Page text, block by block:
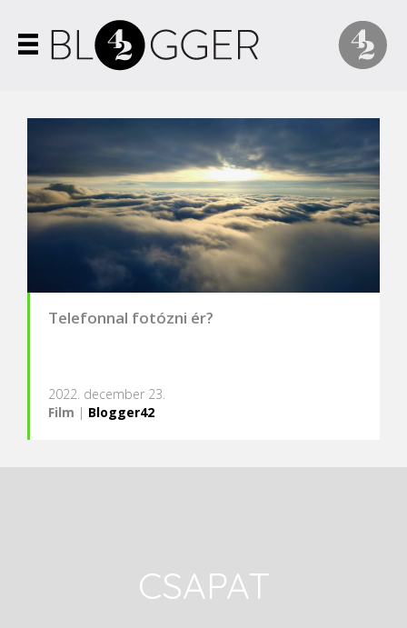
Telefonnal fotózni ér?
2022. december 23.
Film | Blogger42
CSAPAT